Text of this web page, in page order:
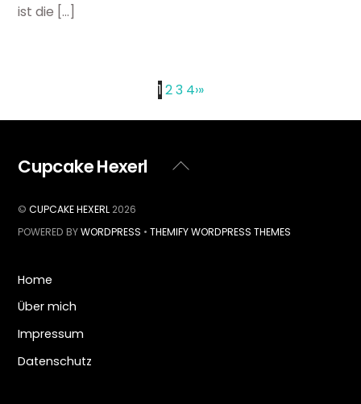
ist die […]
1 23 4›»
Back
Cupcake Hexerl
©CUPCAKE HEXERL 2026
POWERED BYWORDPRESS •THEMIFY WORDPRESS THEMES
Home
Über mich
Impressum
Datenschutz